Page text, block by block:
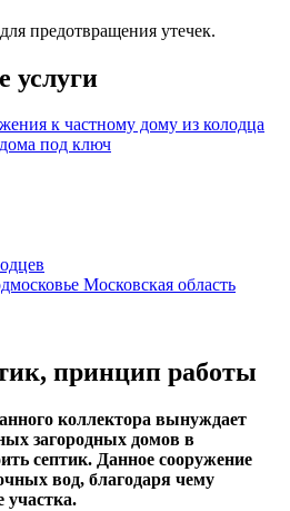
предотвращения утечек.
услуги
под ключ
принцип работы
коллектора вынуждает
загородных домов в
септик. Данное сооружение
вод, благодаря чему
участка.